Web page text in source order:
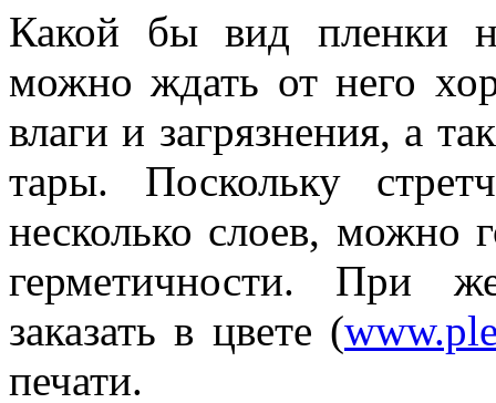
Какой бы вид пленки
можно ждать от него
влаги и загрязнения, а
тары. Поскольку
несколько слоев, можно
герметичности. При
заказать в цвете (
печати.